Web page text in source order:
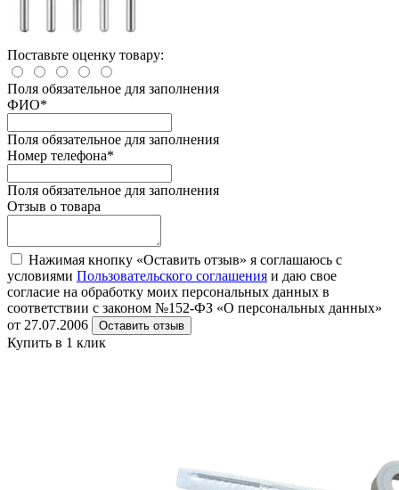
Поставьте оценку товару:
Поля обязательное для заполнения
ФИО*
Поля обязательное для заполнения
Номер телефона*
Поля обязательное для заполнения
Отзыв о товара
Нажимая кнопку «Оставить отзыв» я соглашаюсь с
условиями Пользовательского соглашения и даю свое
согласие на обработку моих персональных данных в
соответствии с законом №152-ФЗ «О персональных данных»
от 27.07.2006
Оставить отзыв
Купить в 1 клик